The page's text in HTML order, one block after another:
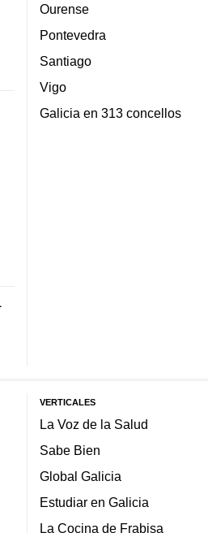
Ourense
Pontevedra
Santiago
Vigo
Galicia en 313 concellos
VERTICALES
La Voz de la Salud
Sabe Bien
Global Galicia
Estudiar en Galicia
La Cocina de Frabisa